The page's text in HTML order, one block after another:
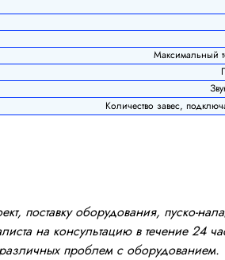
Максимальный
Количество завес,
поставку оборудования, пуско-
на консультацию в течение 24
проблем с оборудованием.